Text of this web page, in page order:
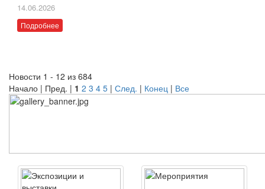
14.06.2026
Подробнее
Новости 1 - 12 из 684
Начало | Пред. | 1 2 3 4 5 | След. | Конец | Все